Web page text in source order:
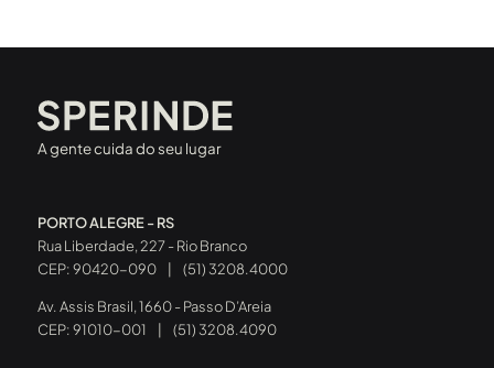
A gente cuida do seu lugar
PORTO ALEGRE - RS
Rua Liberdade, 227 - Rio Branco
CEP: 90420-090
(51) 3208.4000
Av. Assis Brasil, 1660 - Passo D’Areia
CEP: 91010-001
| (51) 3208.4090